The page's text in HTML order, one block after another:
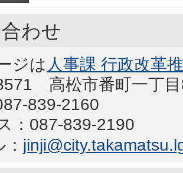
わせ
ジは 人事課 行政改革
高松市番町一丁
839-2160
：087-839-2190